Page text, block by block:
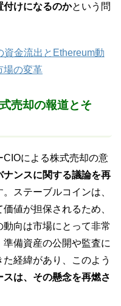
付けになるのかという問
資金流出とEthereum動
場の変革
売却の報道とそ
による株式売却の意
ナンスに関する議論を再
ステーブルコインは、
値が担保されるため、
向は市場にとって非常
備資産の公開や監査に
経緯があり、このよう
は、その懸念を再燃さ